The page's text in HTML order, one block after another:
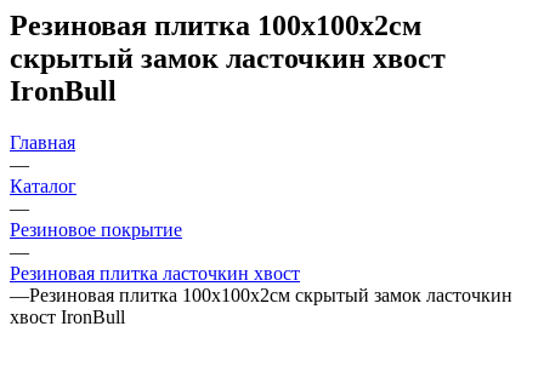
Резиновая плитка 100х100х2см
скрытый замок ласточкин хвост
IronBull
Главная
—
Каталог
—
Резиновое покрытие
—
Резиновая плитка ласточкин хвост
—Резиновая плитка 100х100х2см скрытый замок ласточкин
хвост IronBull